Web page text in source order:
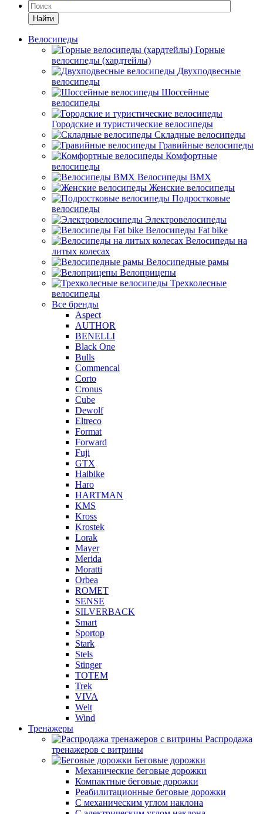
Найти
Велосипеды
Горные
велосипеды (хардтейлы)
Двухподвесные
велосипеды
Шоссейные
велосипеды
Городские и туристические велосипеды
Складные велосипеды
Гравийные велосипеды
Комфортные
велосипеды
Велосипеды BMX
Женские велосипеды
Подростковые
велосипеды
Электровелосипеды
Велосипеды Fat bike
Велосипеды на
литых колесах
Велосипедные рамы
Велоприцепы
Трехколесные
велосипеды
Все бренды
Aspect
AUTHOR
BENELLI
Black One
Bulls
Commencal
Corto
Cronus
Cube
Dewolf
Eltreco
Format
Forward
Fuji
GTX
Haibike
Haro
HARTMAN
KMS
Kross
Krostek
Lorak
Mayer
Merida
Moratti
Orbea
ROMET
SENSE
SILVERBACK
Smart
Sportop
Stark
Stels
Stinger
TOTEM
Trek
VIVA
Welt
Wind
Тренажеры
Распродажа
тренажеров с витрины
Беговые дорожки
Механические беговые дорожки
Компактные беговые дорожки
Реабилитационные беговые дорожки
С механическим углом наклона